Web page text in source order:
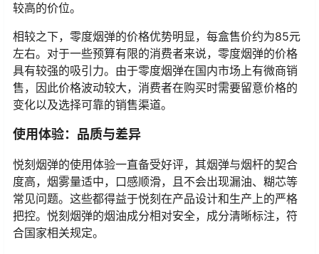
较高的价位。
相较之下，零度烟弹的价格优势明显，每盒售价约为85元
左右。对于一些预算有限的消费者来说，零度烟弹的价格
具有较强的吸引力。由于零度烟弹在国内市场上有微商销
售，因此价格波动较大，消费者在购买时需要留意价格的
变化以及选择可靠的销售渠道。
使用体验：品质与差异
悦刻烟弹的使用体验一直备受好评，其烟弹与烟杆的契合
度高，烟雾量适中，口感顺滑，且不会出现漏油、糊芯等
常见问题。这些都得益于悦刻在产品设计和生产上的严格
把控。悦刻烟弹的烟油成分相对安全，成分清晰标注，符
合国家相关规定。